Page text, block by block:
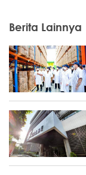
Berita Lainnya